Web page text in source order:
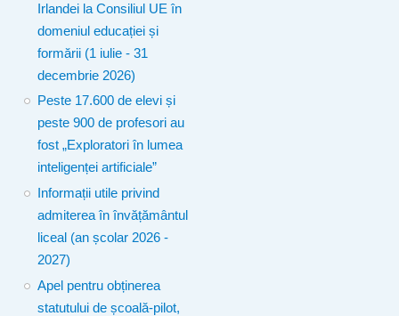
Irlandei la Consiliul UE în
domeniul educației și
formării (1 iulie - 31
decembrie 2026)
Peste 17.600 de elevi și
peste 900 de profesori au
fost „Exploratori în lumea
inteligenței artificiale”
Informații utile privind
admiterea în învățământul
liceal (an școlar 2026 -
2027)
Apel pentru obținerea
statutului de școală-pilot,